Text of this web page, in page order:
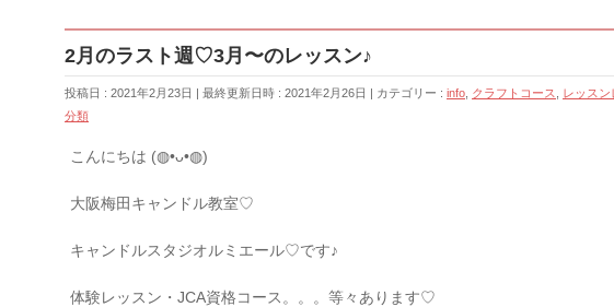
2月のラスト週♡3月〜のレッスン♪
投稿日 : 2021年2月23日 最終更新日時 : 2021年2月26日 カテゴリー : info クラフトコース レッスン
分類
こんにちは (◍•ᴗ•◍)
大阪梅田キャンドル教室♡
キャンドルスタジオルミエール♡です♪
体験レッスン・JCA資格コース。。。等々あります♡